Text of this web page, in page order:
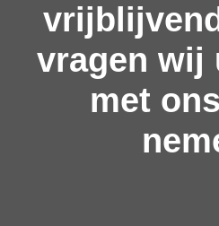
vragen wij
met